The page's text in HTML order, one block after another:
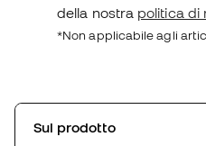
della nostra politica di
*Non applicabile agli
Sul prodotto